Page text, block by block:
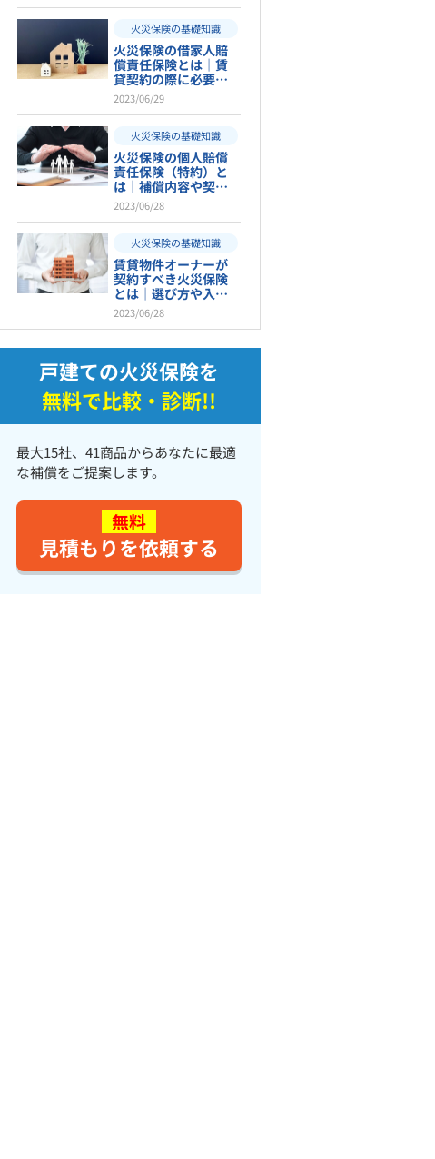
火災保険の基礎知識
火災保険の借家人賠
償責任保険とは｜賃
貸契約の際に必要な
理由と補償内容
2023/06/29
火災保険の基礎知識
火災保険の個人賠償
責任保険（特約）と
は｜補償内容や契約
検討のポイントを紹
介！
2023/06/28
火災保険の基礎知識
賃貸物件オーナーが
契約すべき火災保険
とは｜選び方や入ら
ない場合のデメリッ
トも解説
2023/06/28
戸建ての火災保険を
無料で比較・診断!!
最大15社、41商品からあなたに最適
な補償をご提案します。
無料
見積もりを依頼する